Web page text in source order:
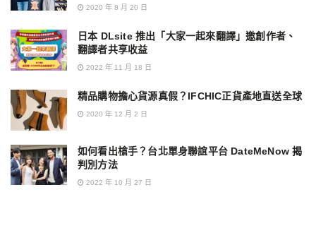
2020 年 8 月 20 日
日本 DLsite 推出「大家一起來翻譯」邀創作者、
翻譯者共享收益
2022 年 11 月 18 日
精品購物擔心貨源真假？IFCHIC正貨產地直送全球
2020 年 12 月 2 日
如何看出槍手？台北單身聯誼平台 DateMeNow 揭
判別方法
2022 年 10 月 27 日